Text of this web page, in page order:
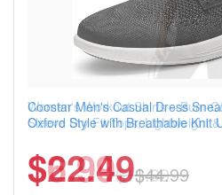
Coostar Men's Casual Dress
Oxford Style with Breathable Knit
$22.49$44.99